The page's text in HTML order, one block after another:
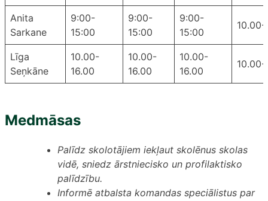
Anita
Sarkane
9:00-
15:00
9:00-
15:00
9:00-
15:00
10.00-
Līga
Seņkāne
10.00-
16.00
10.00-
16.00
10.00-
16.00
10.00-
Medmāsas
Palīdz skolotājiem iekļaut skolēnus skolas
vidē, sniedz ārstniecisko un profilaktisko
palīdzību.
Informē atbalsta komandas speciālistus par